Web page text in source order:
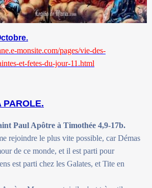
monsite.com/pages/vie-des-
et-fetes-du-jour-11.html
PAROLE.
Paul Apôtre à Timothée 4,9-17b.
rejoindre le plus vite possible, car Démas
de ce monde, et il est parti pour
est parti chez les Galates, et Tite en